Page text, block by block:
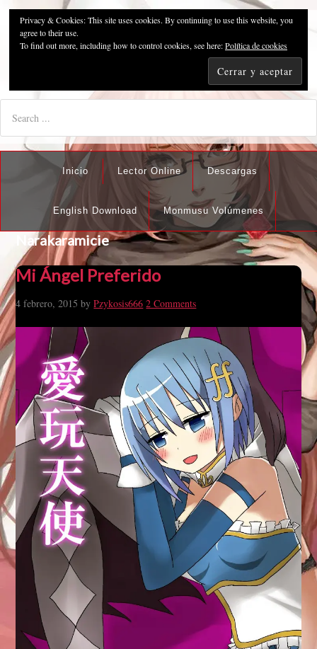
Pzykosis666HFansub
"I'm the best there is at what I do, but what I do best isn't very
Inicio Lector Online Descargas
English Download Monmusu Volúmenes
Narakaramicie
Mi Ángel Preferido
4 febrero, 2015 byPzykosis666 2 Comments
Privacy & Cookies: This site uses cookies. By continuing to use this website, you
agree to their use.
To find out more, including how to control cookies, see here:Política de cookies